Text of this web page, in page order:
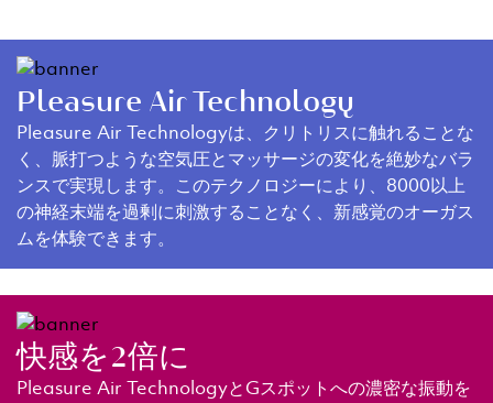
Pleasure Air Technology
Pleasure Air Technologyは、クリトリスに触れることな
く、脈打つような空気圧とマッサージの変化を絶妙なバラ
ンスで実現します。このテクノロジーにより、8000以上
の神経末端を過剰に刺激することなく、新感覚のオーガス
ムを体験できます。
快感を2倍に
Pleasure Air TechnologyとGスポットへの濃密な振動を